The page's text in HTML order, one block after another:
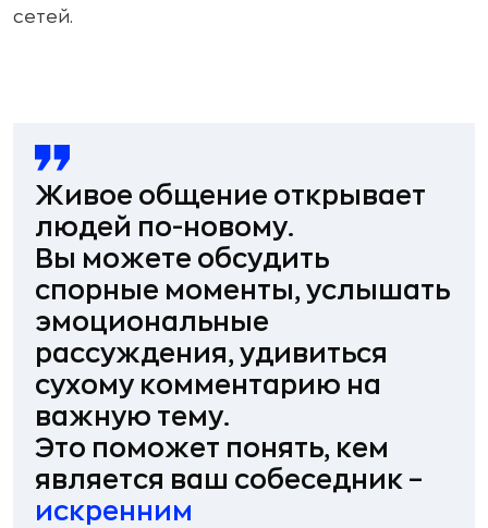
сетей.
Живое общение открывает
людей по-новому.
Вы можете обсудить
спорные моменты, услышать
эмоциональные
рассуждения, удивиться
сухому комментарию на
важную тему.
Это поможет понять, кем
является ваш собеседник –
искренним